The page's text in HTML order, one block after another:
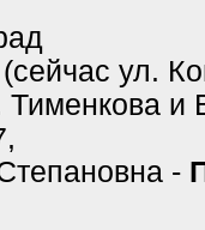
до 1917 г.